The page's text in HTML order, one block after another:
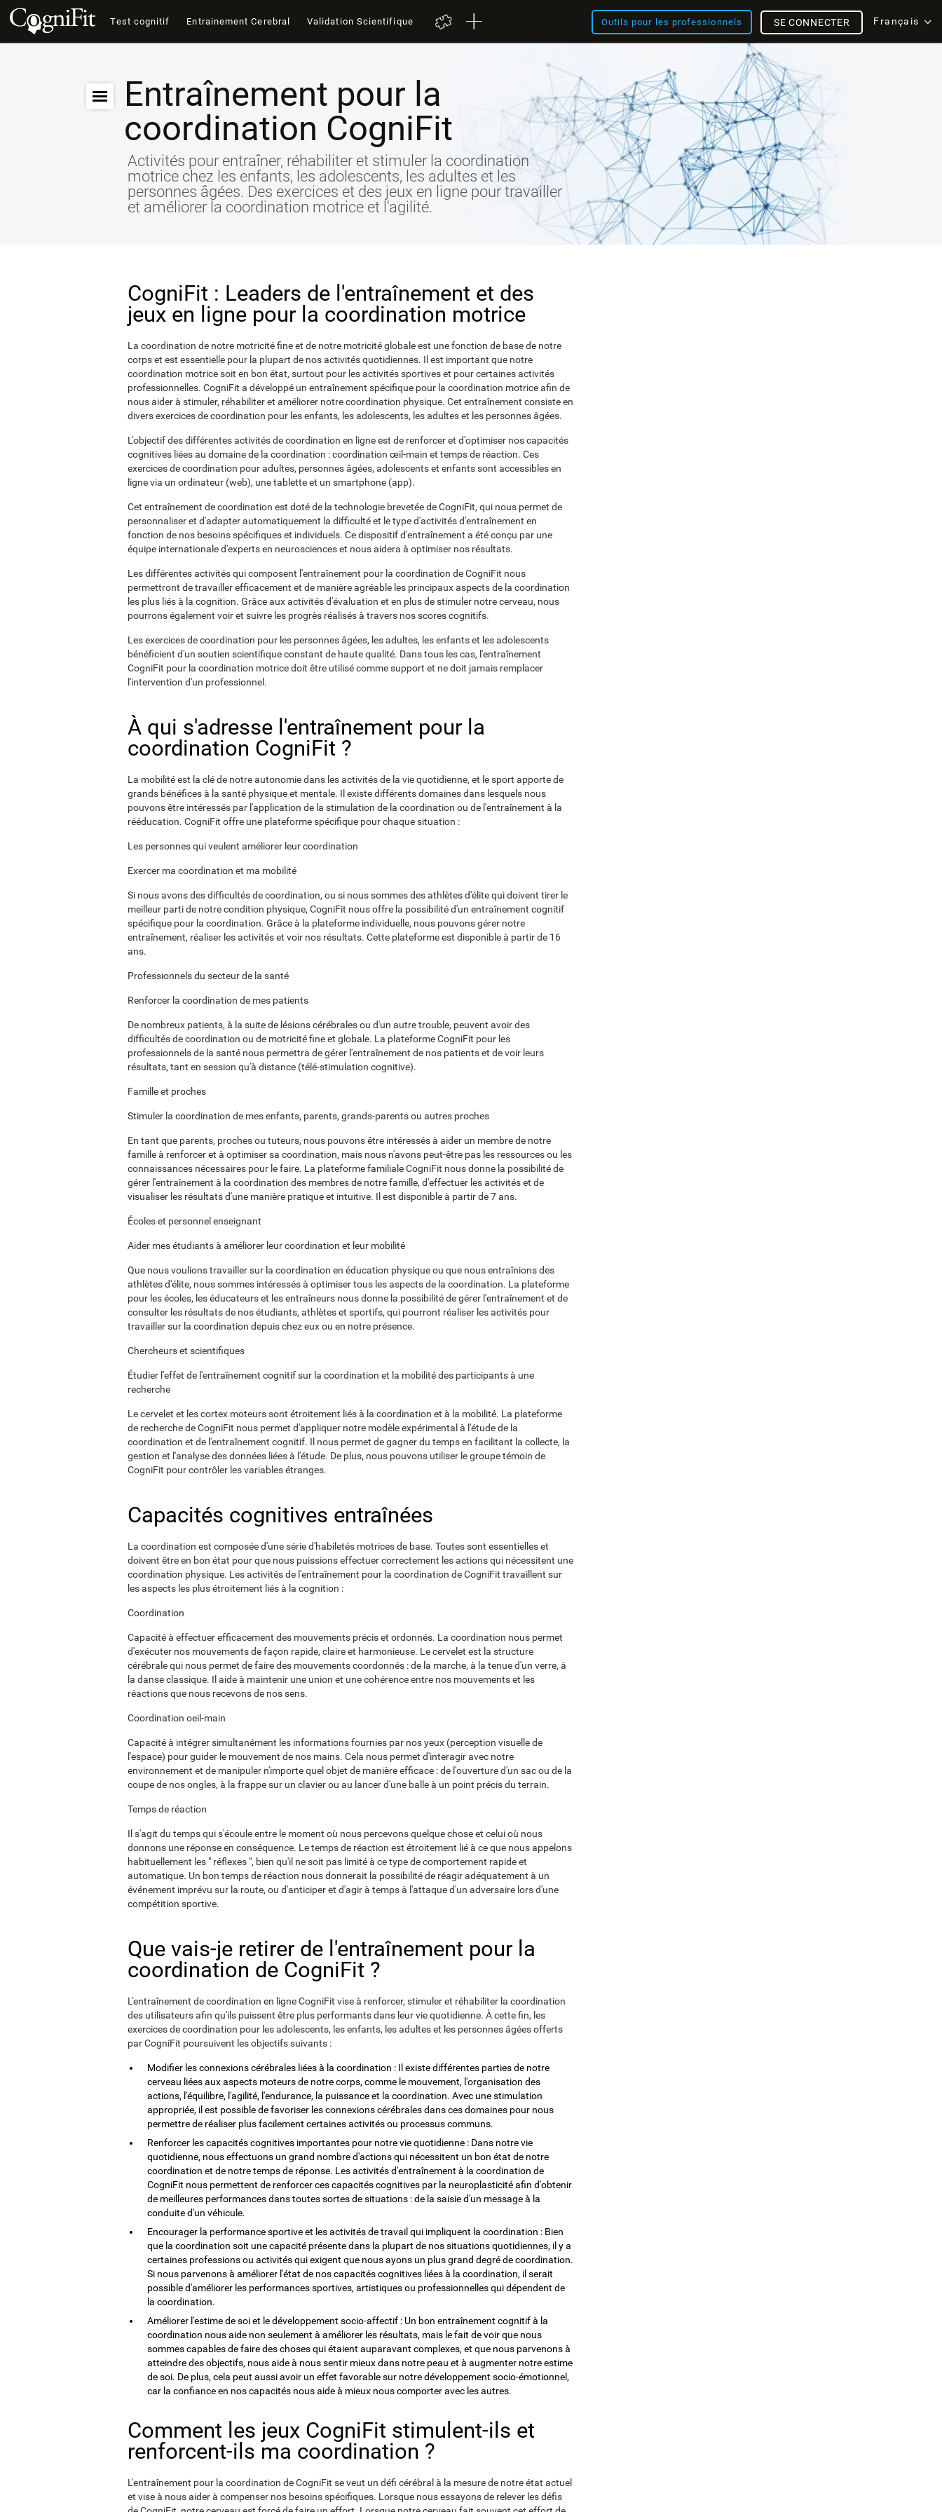
Test cognitif Entrainement Cerebral Validation Scientifique Outils pour les professionnels Français
SE CONNECTER
Entraînement pour la
coordination CogniFit
Activités pour entraîner, réhabiliter et stimuler la coordination
motrice chez les enfants, les adolescents, les adultes et les
personnes âgées. Des exercices et des jeux en ligne pour travailler
et améliorer la coordination motrice et l'agilité.
CogniFit : Leaders de l'entraînement et des
jeux en ligne pour la coordination motrice
La coordination de notre motricité fine et de notre motricité globale est une fonction de base de notre
corps et est essentielle pour la plupart de nos activités quotidiennes. Il est important que notre
coordination motrice soit en bon état, surtout pour les activités sportives et pour certaines activités
professionnelles. CogniFit a développé un entraînement spécifique pour la coordination motrice afin de
nous aider à stimuler, réhabiliter et améliorer notre coordination physique. Cet entraînement consiste en
divers exercices de coordination pour les enfants, les adolescents, les adultes et les personnes âgées.
L'objectif des différentes activités de coordination en ligne est de renforcer et d'optimiser nos capacités
cognitives liées au domaine de la coordination : coordination œil-main et temps de réaction. Ces
exercices de coordination pour adultes, personnes âgées, adolescents et enfants sont accessibles en
ligne via un ordinateur (web), une tablette et un smartphone (app).
Cet entraînement de coordination est doté de la technologie brevetée de CogniFit, qui nous permet de
personnaliser et d'adapter automatiquement la difficulté et le type d'activités d'entraînement en
fonction de nos besoins spécifiques et individuels. Ce dispositif d'entraînement a été conçu par une
équipe internationale d'experts en neurosciences et nous aidera à optimiser nos résultats.
Les différentes activités qui composent l'entraînement pour la coordination de CogniFit nous
permettront de travailler efficacement et de manière agréable les principaux aspects de la coordination
les plus liés à la cognition. Grâce aux activités d'évaluation et en plus de stimuler notre cerveau, nous
pourrons également voir et suivre les progrès réalisés à travers nos scores cognitifs.
Les exercices de coordination pour les personnes âgées, les adultes, les enfants et les adolescents
bénéficient d'un soutien scientifique constant de haute qualité. Dans tous les cas, l'entraînement
CogniFit pour la coordination motrice doit être utilisé comme support et ne doit jamais remplacer
l'intervention d'un professionnel.
À qui s'adresse l'entraînement pour la
coordination CogniFit ?
La mobilité est la clé de notre autonomie dans les activités de la vie quotidienne, et le sport apporte de
grands bénéfices à la santé physique et mentale. Il existe différents domaines dans lesquels nous
pouvons être intéressés par l'application de la stimulation de la coordination ou de l'entraînement à la
rééducation. CogniFit offre une plateforme spécifique pour chaque situation :
Les personnes qui veulent améliorer leur coordination
Exercer ma coordination et ma mobilité
Si nous avons des difficultés de coordination, ou si nous sommes des athlètes d'élite qui doivent tirer le
meilleur parti de notre condition physique, CogniFit nous offre la possibilité d'un entraînement cognitif
spécifique pour la coordination. Grâce à la plateforme individuelle, nous pouvons gérer notre
entraînement, réaliser les activités et voir nos résultats. Cette plateforme est disponible à partir de 16
ans.
Professionnels du secteur de la santé
Renforcer la coordination de mes patients
De nombreux patients, à la suite de lésions cérébrales ou d'un autre trouble, peuvent avoir des
difficultés de coordination ou de motricité fine et globale. La plateforme CogniFit pour les
professionnels de la santé nous permettra de gérer l'entraînement de nos patients et de voir leurs
résultats, tant en session qu'à distance (télé-stimulation cognitive).
Famille et proches
Stimuler la coordination de mes enfants, parents, grands-parents ou autres proches
En tant que parents, proches ou tuteurs, nous pouvons être intéressés à aider un membre de notre
famille à renforcer et à optimiser sa coordination, mais nous n'avons peut-être pas les ressources ou les
connaissances nécessaires pour le faire. La plateforme familiale CogniFit nous donne la possibilité de
gérer l'entraînement à la coordination des membres de notre famille, d'effectuer les activités et de
visualiser les résultats d'une manière pratique et intuitive. Il est disponible à partir de 7 ans.
Écoles et personnel enseignant
Aider mes étudiants à améliorer leur coordination et leur mobilité
Que nous voulions travailler sur la coordination en éducation physique ou que nous entraînions des
athlètes d'élite, nous sommes intéressés à optimiser tous les aspects de la coordination. La plateforme
pour les écoles, les éducateurs et les entraîneurs nous donne la possibilité de gérer l'entraînement et de
consulter les résultats de nos étudiants, athlètes et sportifs, qui pourront réaliser les activités pour
travailler sur la coordination depuis chez eux ou en notre présence.
Chercheurs et scientifiques
Étudier l'effet de l'entraînement cognitif sur la coordination et la mobilité des participants à une
recherche
Le cervelet et les cortex moteurs sont étroitement liés à la coordination et à la mobilité. La plateforme
de recherche de CogniFit nous permet d'appliquer notre modèle expérimental à l'étude de la
coordination et de l'entraînement cognitif. Il nous permet de gagner du temps en facilitant la collecte, la
gestion et l'analyse des données liées à l'étude. De plus, nous pouvons utiliser le groupe témoin de
CogniFit pour contrôler les variables étranges.
Capacités cognitives entraînées
La coordination est composée d'une série d'habiletés motrices de base. Toutes sont essentielles et
doivent être en bon état pour que nous puissions effectuer correctement les actions qui nécessitent une
coordination physique. Les activités de l'entraînement pour la coordination de CogniFit travaillent sur
les aspects les plus étroitement liés à la cognition :
Coordination
Capacité à effectuer efficacement des mouvements précis et ordonnés. La coordination nous permet
d'exécuter nos mouvements de façon rapide, claire et harmonieuse. Le cervelet est la structure
cérébrale qui nous permet de faire des mouvements coordonnés : de la marche, à la tenue d'un verre, à
la danse classique. Il aide à maintenir une union et une cohérence entre nos mouvements et les
réactions que nous recevons de nos sens.
Coordination oeil-main
Capacité à intégrer simultanément les informations fournies par nos yeux (perception visuelle de
l'espace) pour guider le mouvement de nos mains. Cela nous permet d'interagir avec notre
environnement et de manipuler n'importe quel objet de manière efficace : de l'ouverture d'un sac ou de la
coupe de nos ongles, à la frappe sur un clavier ou au lancer d'une balle à un point précis du terrain.
Temps de réaction
Il s'agit du temps qui s'écoule entre le moment où nous percevons quelque chose et celui où nous
donnons une réponse en conséquence. Le temps de réaction est étroitement lié à ce que nous appelons
habituellement les " réflexes ", bien qu'il ne soit pas limité à ce type de comportement rapide et
automatique. Un bon temps de réaction nous donnerait la possibilité de réagir adéquatement à un
événement imprévu sur la route, ou d'anticiper et d'agir à temps à l'attaque d'un adversaire lors d'une
compétition sportive.
Que vais-je retirer de l'entraînement pour la
coordination de CogniFit ?
L'entraînement de coordination en ligne CogniFit vise à renforcer, stimuler et réhabiliter la coordination
des utilisateurs afin qu'ils puissent être plus performants dans leur vie quotidienne. À cette fin, les
exercices de coordination pour les adolescents, les enfants, les adultes et les personnes âgées offerts
par CogniFit poursuivent les objectifs suivants :
Modifier les connexions cérébrales liées à la coordination : Il existe différentes parties de notre
cerveau liées aux aspects moteurs de notre corps, comme le mouvement, l'organisation des
actions, l'équilibre, l'agilité, l'endurance, la puissance et la coordination. Avec une stimulation
appropriée, il est possible de favoriser les connexions cérébrales dans ces domaines pour nous
permettre de réaliser plus facilement certaines activités ou processus communs.
Renforcer les capacités cognitives importantes pour notre vie quotidienne : Dans notre vie
quotidienne, nous effectuons un grand nombre d'actions qui nécessitent un bon état de notre
coordination et de notre temps de réponse. Les activités d'entraînement à la coordination de
CogniFit nous permettent de renforcer ces capacités cognitives par la neuroplasticité afin d'obtenir
de meilleures performances dans toutes sortes de situations : de la saisie d'un message à la
conduite d'un véhicule.
Encourager la performance sportive et les activités de travail qui impliquent la coordination : Bien
que la coordination soit une capacité présente dans la plupart de nos situations quotidiennes, il y a
certaines professions ou activités qui exigent que nous ayons un plus grand degré de coordination.
Si nous parvenons à améliorer l'état de nos capacités cognitives liées à la coordination, il serait
possible d'améliorer les performances sportives, artistiques ou professionnelles qui dépendent de
la coordination.
Améliorer l'estime de soi et le développement socio-affectif : Un bon entraînement cognitif à la
coordination nous aide non seulement à améliorer les résultats, mais le fait de voir que nous
sommes capables de faire des choses qui étaient auparavant complexes, et que nous parvenons à
atteindre des objectifs, nous aide à nous sentir mieux dans notre peau et à augmenter notre estime
de soi. De plus, cela peut aussi avoir un effet favorable sur notre développement socio-émotionnel,
car la confiance en nos capacités nous aide à mieux nous comporter avec les autres.
Comment les jeux CogniFit stimulent-ils et
renforcent-ils ma coordination ?
L'entraînement pour la coordination de CogniFit se veut un défi cérébral à la mesure de notre état actuel
et vise à nous aider à compenser nos besoins spécifiques. Lorsque nous essayons de relever les défis